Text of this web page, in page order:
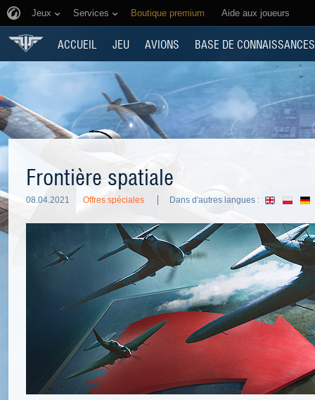
Jeux Services Boutique premium Aide aux joueurs
ACCUEIL JEU AVIONS BASE DE CONNAISSANCES
Frontière spatiale
08.04.2021 Offres spéciales Dans d'autres langues :